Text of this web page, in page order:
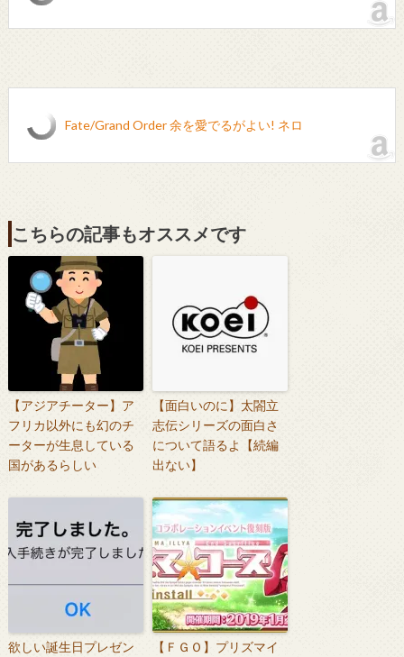
Fate/Grand Order 余を愛でるがよい! ネロ
こちらの記事もオススメです
【アジアチーター】ア
フリカ以外にも幻のチ
ーターが生息している
国があるらしい
【面白いのに】太閤立
志伝シリーズの面白さ
について語るよ【続編
出ない】
欲しい誕生日プレゼン
【ＦＧＯ】プリズマイ